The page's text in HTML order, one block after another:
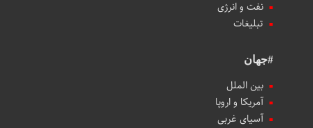
نفت و انرژی
تبلیغات
#جهان
بین الملل
آمریکا و اروپا
آسیای غربی